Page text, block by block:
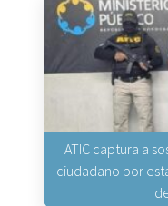
ATIC captura a
ciudadano por